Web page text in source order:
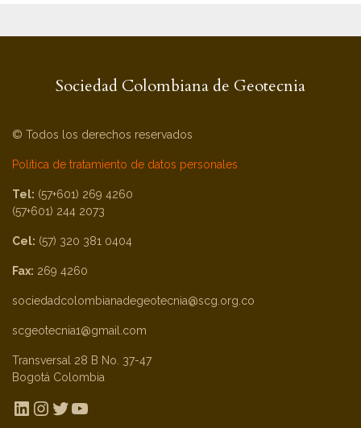
Sociedad Colombiana de Geotecnia
© Todos los derechos reservados
Política de tratamiento de datos personales
Tel: (57+601) 269 4260
(57+601) 244 2073
Cel: (57) 320 381 0404
Fax: 269 4260
sociedadcolombianadegeotecnia@scg.org.co
scgeotecnia1@gmail.com
Transversal 28 B No. 37-47
Bogotá Colombia
LinkedIn
Instagram
Twitter
YouTube